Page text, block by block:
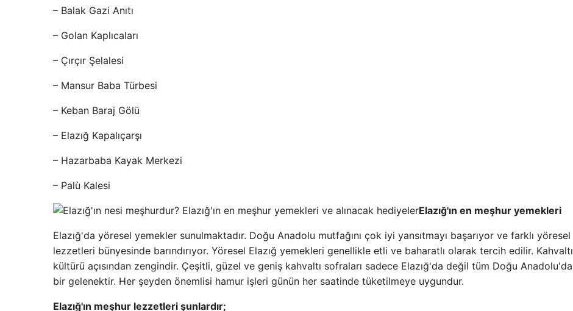
– Balak Gazi Anıtı
– Golan Kaplıcaları
– Çırçır Şelalesi
– Mansur Baba Türbesi
– Keban Baraj Gölü
– Elazığ Kapalıçarşı
– Hazarbaba Kayak Merkezi
– Palù Kalesi
Elazığ'ın en meşhur yemekleri
Elazığ'da yöresel yemekler sunulmaktadır. Doğu Anadolu mutfağını çok iyi yansıtmayı başarıyor ve farklı yöresel
lezzetleri bünyesinde barındırıyor. Yöresel Elazığ yemekleri genellikle etli ve baharatlı olarak tercih edilir. Kahvaltı
kültürü açısından zengindir. Çeşitli, güzel ve geniş kahvaltı sofraları sadece Elazığ'da değil tüm Doğu Anadolu'da
bir gelenektir. Her şeyden önemlisi hamur işleri günün her saatinde tüketilmeye uygundur.
Elazığ'ın meşhur lezzetleri şunlardır;